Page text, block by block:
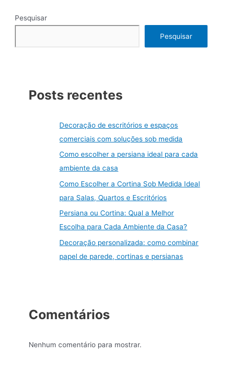
práticas
com
Pesquisar
Pesquisar
Posts recentes
Decoração de escritórios e espaços
comerciais com soluções sob medida
Como escolher a persiana ideal para cada
ambiente da casa
Como Escolher a Cortina Sob Medida Ideal
para Salas, Quartos e Escritórios
Persiana ou Cortina: Qual a Melhor
Escolha para Cada Ambiente da Casa?
Decoração personalizada: como combinar
papel de parede, cortinas e persianas
Comentários
Nenhum comentário para mostrar.